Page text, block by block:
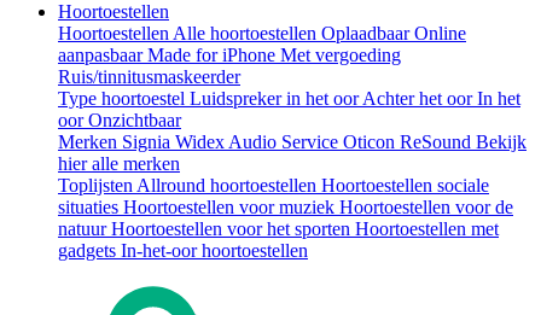
Hoortoestellen
HoortoestellenAlle hoortoestellen OplaadbaarOnline
aanpasbaarMade for iPhone Met vergoeding
Ruis/tinnitusmaskeerder
Type hoortoestel Luidspreker in het oorAchter het oorIn het
oorOnzichtbaar
Merken Signia WidexAudio Service Oticon ReSound Bekijk
hier alle merken
ToplijstenAllround hoortoestellen Hoortoestellen sociale
situaties Hoortoestellen voor muziek Hoortoestellen voor de
natuurHoortoestellen voor het sporten Hoortoestellen met
gadgets In-het-oor hoortoestellen